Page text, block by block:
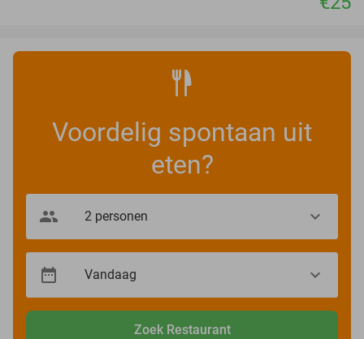
Voordelig spontaan uit
eten?
Zoek Restaurant